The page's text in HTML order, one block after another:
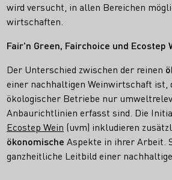
wird versucht, in allen Bereichen
wirtschaften.
Fair'n Green, Fairchoice und Ecostep
Der Unterschied zwischen der reinen
einer nachhaltigen Weinwirtschaft ist,
ökologischer Betriebe nur
Anbaurichtlinien erfasst sind. Die
Ecostep Wein (uvm) inkludieren
ökonomische Aspekte in ihrer Arbeit.
ganzheitliche Leitbild einer